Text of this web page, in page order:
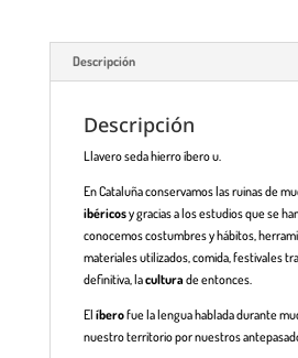
Descripción
Descripción
Llavero seda hierro íbero u.
En Cataluña conservamos las ruinas de
ibéricosy gracias a los estudios que se
conocemos costumbres y hábitos,
materiales utilizados, comida, festivales
definitiva, laculturade entonces.
El íberofue la lengua hablada durante
nuestro territorio por nuestros